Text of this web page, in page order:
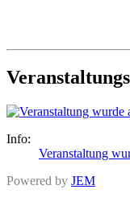
Info:
Veranstaltung
Powered by JEM